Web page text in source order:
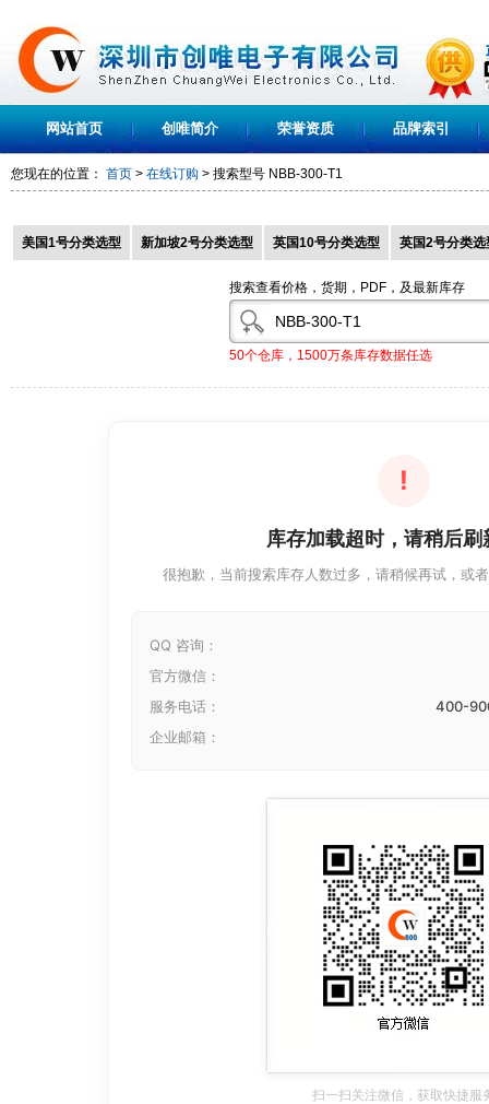
网站首页 创唯简介 荣誉资质 品牌索引
您现在的位置： 首页 > 在线订购 > 搜索型号 NBB-300-T1
美国1号分类选型 新加坡2号分类选型 英国10号分类选型 英国2号分类选
搜索查看价格，货期，PDF，及最新库存
50个仓库，1500万条库存数据任选
!
库存加载超时，请稍后刷
很抱歉，当前搜索库存人数过多，请稍候再试，或
QQ 咨询：
官方微信：
服务电话：
400-
企业邮箱：
扫一扫关注微信，获取快捷服